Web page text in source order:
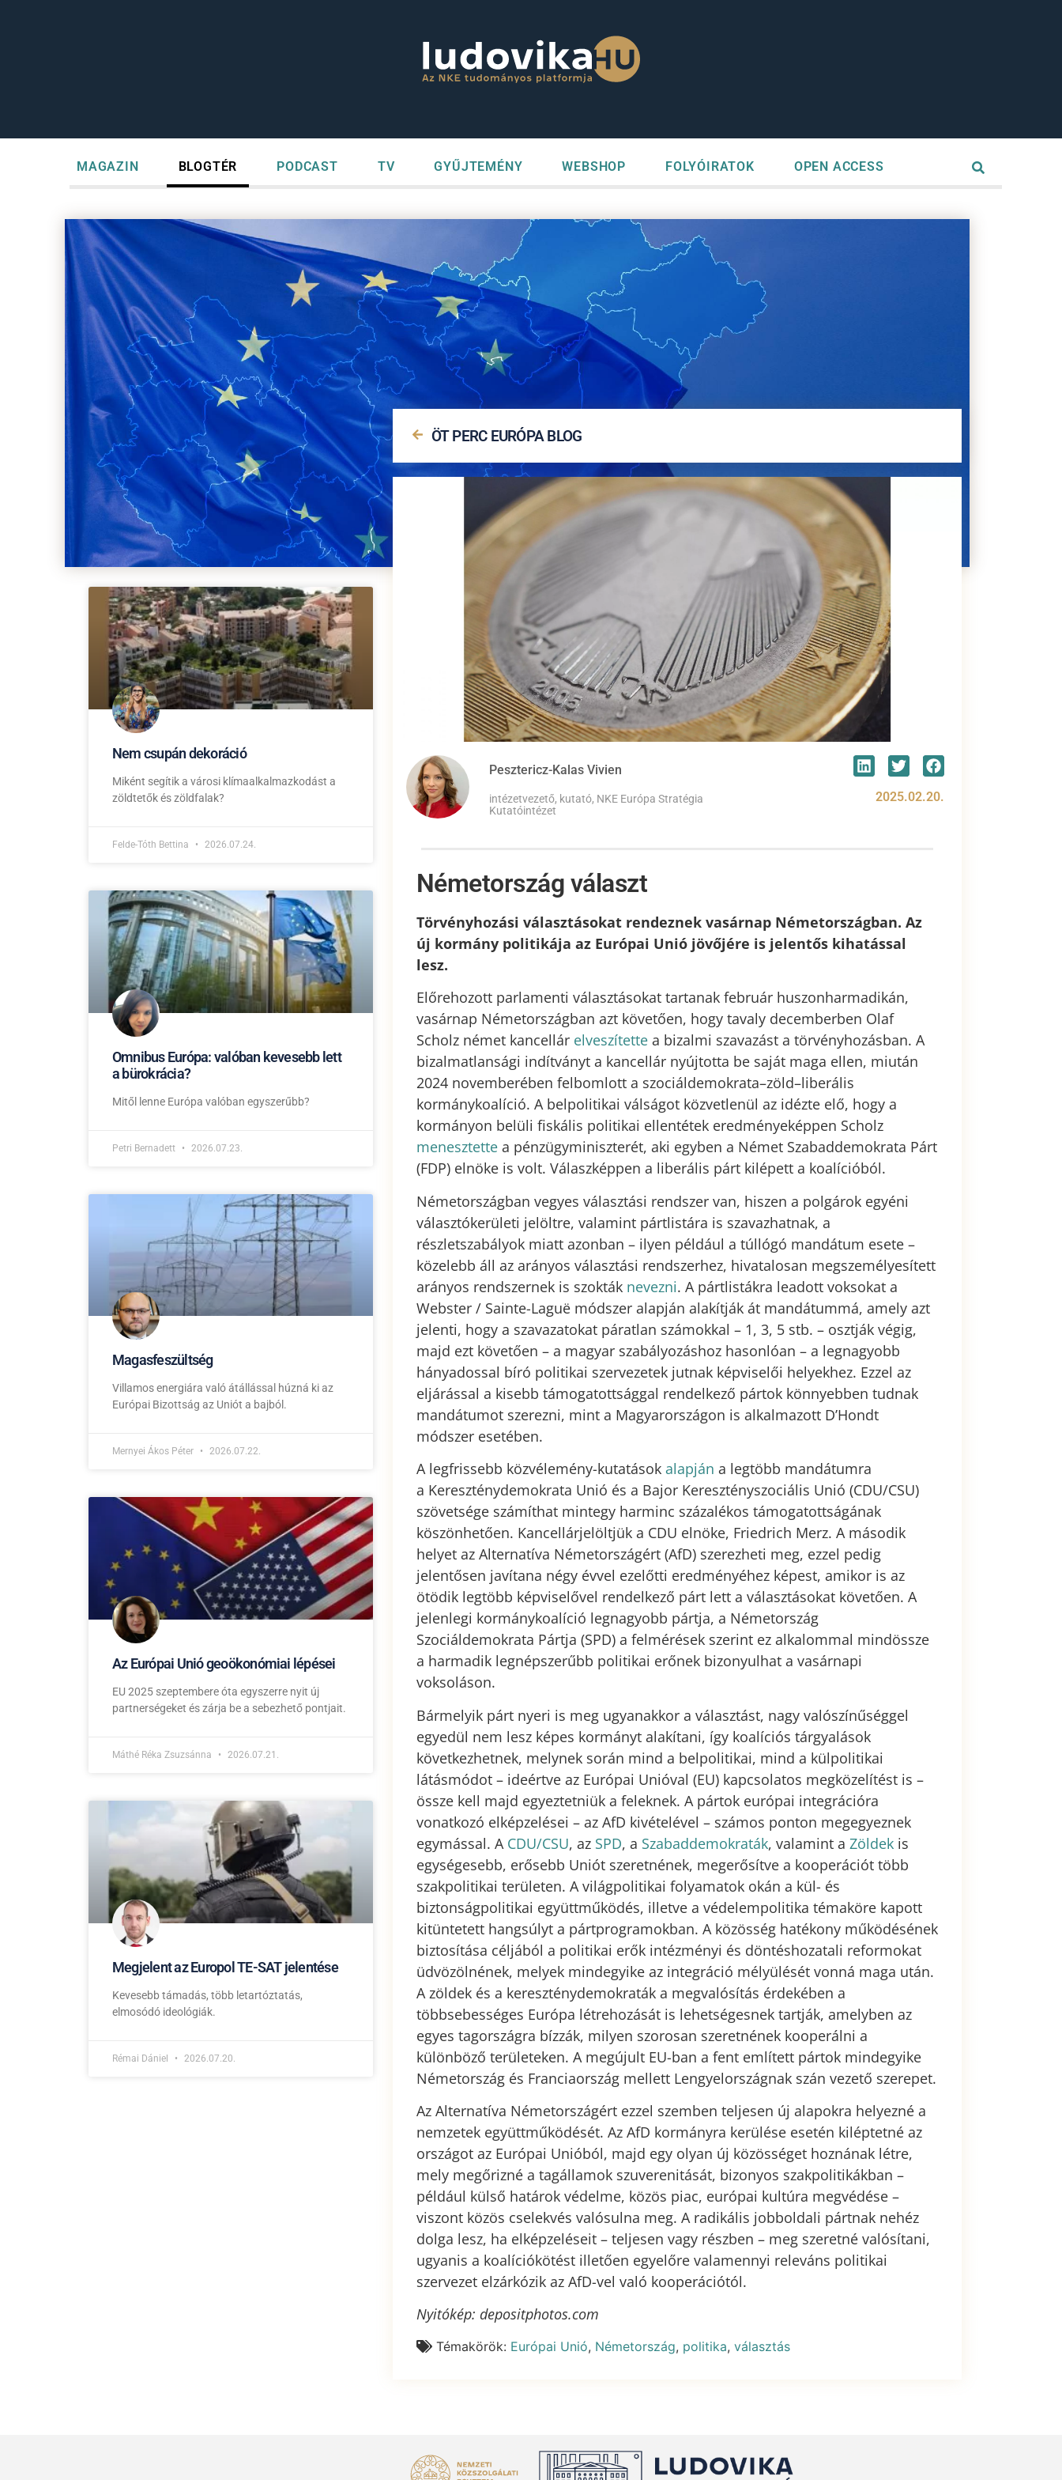
MAGAZIN BLOGTÉR PODCAST TV GYŰJTEMÉNY WEBSHOP FOLYÓIRATOK OPEN ACCESS
Nem csupán dekoráció
Miként segítik a városi klímaalkalmazkodást a
zöldtetők és zöldfalak?
Felde-Tóth Bettina 2026.07.24.
Omnibus Európa: valóban kevesebb lett
a bürokrácia?
Mitől lenne Európa valóban egyszerűbb?
Petri Bernadett 2026.07.23.
Magasfeszültség
Villamos energiára való átállással húzná ki az
Európai Bizottság az Uniót a bajból.
Mernyei Ákos Péter 2026.07.22.
Az Európai Unió geoökonómiai lépései
EU 2025 szeptembere óta egyszerre nyit új
partnerségeket és zárja be a sebezhető pontjait.
Máthé Réka Zsuzsánna 2026.07.21.
Megjelent az Europol TE-SAT jelentése
Kevesebb támadás, több letartóztatás,
elmosódó ideológiák.
Rémai Dániel 2026.07.20.
ÖT PERC EURÓPA BLOG
Pesztericz-Kalas Vivien
intézetvezető, kutató, NKE Európa Stratégia
Kutatóintézet
2025.02.20.
Németország választ
Törvényhozási választásokat rendeznek vasárnap Németországban. Az
új kormány politikája az Európai Unió jövőjére is jelentős kihatással
lesz.
Előrehozott parlamenti választásokat tartanak február huszonharmadikán,
vasárnap Németországban azt követően, hogy tavaly decemberben Olaf
Scholz német kancellár elveszítettea bizalmi szavazást a törvényhozásban. A
bizalmatlansági indítványt a kancellár nyújtotta be saját maga ellen, miután
2024 novemberében felbomlott a szociáldemokrata–zöld–liberális
kormánykoalíció. A belpolitikai válságot közvetlenül az idézte elő, hogy a
kormányon belüli fiskális politikai ellentétek eredményeképpen Scholz
menesztettea pénzügyminiszterét, aki egyben a Német Szabaddemokrata Párt
(FDP) elnöke is volt. Válaszképpen a liberális párt kilépett a koalícióból.
Németországban vegyes választási rendszer van, hiszen a polgárok egyéni
választókerületi jelöltre, valamint pártlistára is szavazhatnak, a
részletszabályok miatt azonban – ilyen például a túllógó mandátum esete –
közelebb áll az arányos választási rendszerhez, hivatalosan megszemélyesített
arányos rendszernek is szokták nevezni. A pártlistákra leadott voksokat a
Webster / Sainte-Laguë módszer alapján alakítják át mandátummá, amely azt
jelenti, hogy a szavazatokat páratlan számokkal – 1, 3, 5 stb. – osztják végig,
majd ezt követően – a magyar szabályozáshoz hasonlóan – a legnagyobb
hányadossal bíró politikai szervezetek jutnak képviselői helyekhez. Ezzel az
eljárással a kisebb támogatottsággal rendelkező pártok könnyebben tudnak
mandátumot szerezni, mint a Magyarországon is alkalmazott D’Hondt
módszer esetében.
A legfrissebb közvélemény-kutatások alapján a legtöbb mandátumra
a Kereszténydemokrata Unió és a Bajor Keresztényszociális Unió (CDU/CSU)
szövetsége számíthat mintegy harminc százalékos támogatottságának
köszönhetően. Kancellárjelöltjük a CDU elnöke, Friedrich Merz. A második
helyet az Alternatíva Németországért (AfD) szerezheti meg, ezzel pedig
jelentősen javítana négy évvel ezelőtti eredményéhez képest, amikor is az
ötödik legtöbb képviselővel rendelkező párt lett a választásokat követően. A
jelenlegi kormánykoalíció legnagyobb pártja, a Németország
Szociáldemokrata Pártja (SPD) a felmérések szerint ez alkalommal mindössze
a harmadik legnépszerűbb politikai erőnek bizonyulhat a vasárnapi
voksoláson.
Bármelyik párt nyeri is meg ugyanakkor a választást, nagy valószínűséggel
egyedül nem lesz képes kormányt alakítani, így koalíciós tárgyalások
következhetnek, melynek során mind a belpolitikai, mind a külpolitikai
látásmódot – ideértve az Európai Unióval (EU) kapcsolatos megközelítést is –
össze kell majd egyeztetniük a feleknek. A pártok európai integrációra
vonatkozó elképzelései – az AfD kivételével – számos ponton megegyeznek
egymással. A CDU/CSU, az SPD, a Szabaddemokraták, valamint a Zöldekis
egységesebb, erősebb Uniót szeretnének, megerősítve a kooperációt több
szakpolitikai területen. A világpolitikai folyamatok okán a kül- és
biztonságpolitikai együttműködés, illetve a védelempolitika témaköre kapott
kitüntetett hangsúlyt a pártprogramokban. A közösség hatékony működésének
biztosítása céljából a politikai erők intézményi és döntéshozatali reformokat
üdvözölnének, melyek mindegyike az integráció mélyülését vonná maga után.
A zöldek és a kereszténydemokraták a megvalósítás érdekében a
többsebességes Európa létrehozását is lehetségesnek tartják, amelyben az
egyes tagországra bízzák, milyen szorosan szeretnének kooperálni a
különböző területeken. A megújult EU-ban a fent említett pártok mindegyike
Németország és Franciaország mellett Lengyelországnak szán vezető szerepet.
Az Alternatíva Németországért ezzel szemben teljesen új alapokra helyezné a
nemzetek együttműködését. Az AfD kormányra kerülése esetén kiléptetné az
országot az Európai Unióból, majd egy olyan új közösséget hoznának létre,
mely megőrizné a tagállamok szuverenitását, bizonyos szakpolitikákban –
például külső határok védelme, közös piac, európai kultúra megvédése –
viszont közös cselekvés valósulna meg. A radikális jobboldali pártnak nehéz
dolga lesz, ha elképzeléseit – teljesen vagy részben – meg szeretné valósítani,
ugyanis a koalíciókötést illetően egyelőre valamennyi releváns politikai
szervezet elzárkózik az AfD-vel való kooperációtól.
Nyitókép: depositphotos.com
Témakörök: Európai Unió, Németország, politika, választás